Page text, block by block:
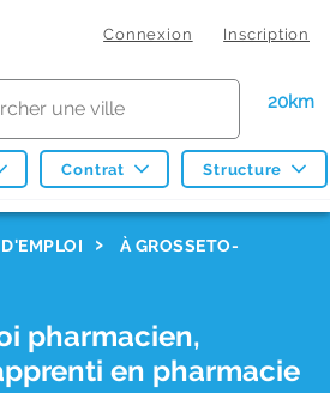
Connexion Inscription
20km
Contrat Structure
À GROSSETO-
pharmacien,
en pharmacie